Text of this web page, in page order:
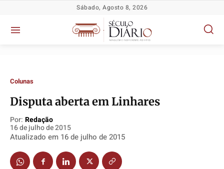
Política
Socioeconômicas
Justiça
Política
Socioeconômicas
Justiça
Política
Socioeconômicas
Justiça
Política
Socioeconômicas
Justiça
Sábado, Agosto 8, 2026
Colunas
Disputa aberta em Linhares
Por: Redação
16 de julho de 2015
Atualizado em 16 de julho de 2015